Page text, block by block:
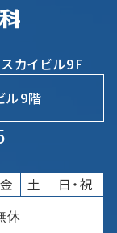
カイビル9F
ル9階
金 土
日・祝
休